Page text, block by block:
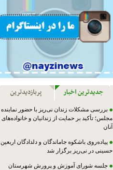
جدیدترین اخبار پربازدیدترین
بررسی مشکلات زندان نی‌ریز با حضور نماینده
مجلس؛ تأکید بر حمایت از زندانیان و خانواده‌های
آنان
پیاده‌روی باشکوه جاماندگان و دلدادگان اربعین
حسینی در نی‌ریز برگزار شد
جلسه شورای آموزش و پرورش شهرستان